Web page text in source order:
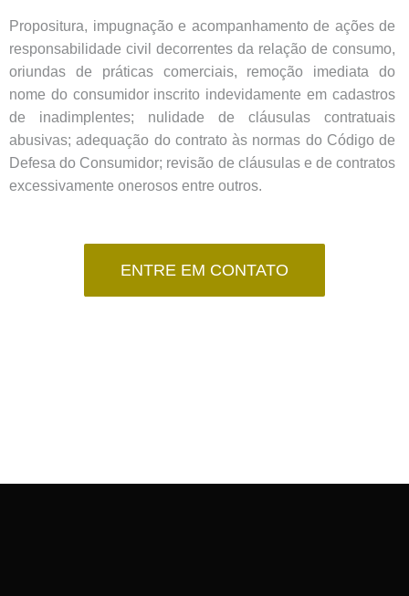
Propositura, impugnação e acompanhamento de ações de
responsabilidade civil decorrentes da relação de consumo,
oriundas de práticas comerciais, remoção imediata do
nome do consumidor inscrito indevidamente em cadastros
de inadimplentes; nulidade de cláusulas contratuais
abusivas; adequação do contrato às normas do Código de
Defesa do Consumidor; revisão de cláusulas e de contratos
excessivamente onerosos entre outros.
ENTRE EM CONTATO